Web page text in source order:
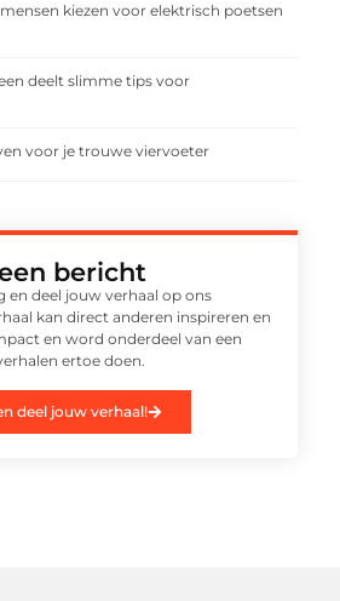
kiezen voor elektrisch poetsen
deelt slimme tips voor
voor je trouwe viervoeter
bericht
en deel jouw verhaal op ons
kan direct anderen inspireren en
en word onderdeel van een
ertoe doen.
deel jouw verhaal!